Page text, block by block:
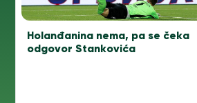
Holanđanina nema, pa se čeka
odgovor Stankovića